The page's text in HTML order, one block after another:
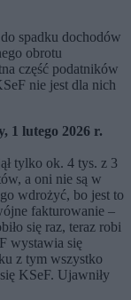
spadku dochodów
obrotu
część podatników
nie jest dla nich
1 lutego 2026 r.
tylko ok. 4 tys. z 3
a oni nie są w
wdrożyć, bo jest to
fakturowanie –
się raz, teraz robi
wystawia się
z tym wszystko
KSeF. Ujawniły